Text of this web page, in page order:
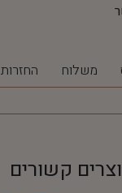
משלוח החזרות
קשורים